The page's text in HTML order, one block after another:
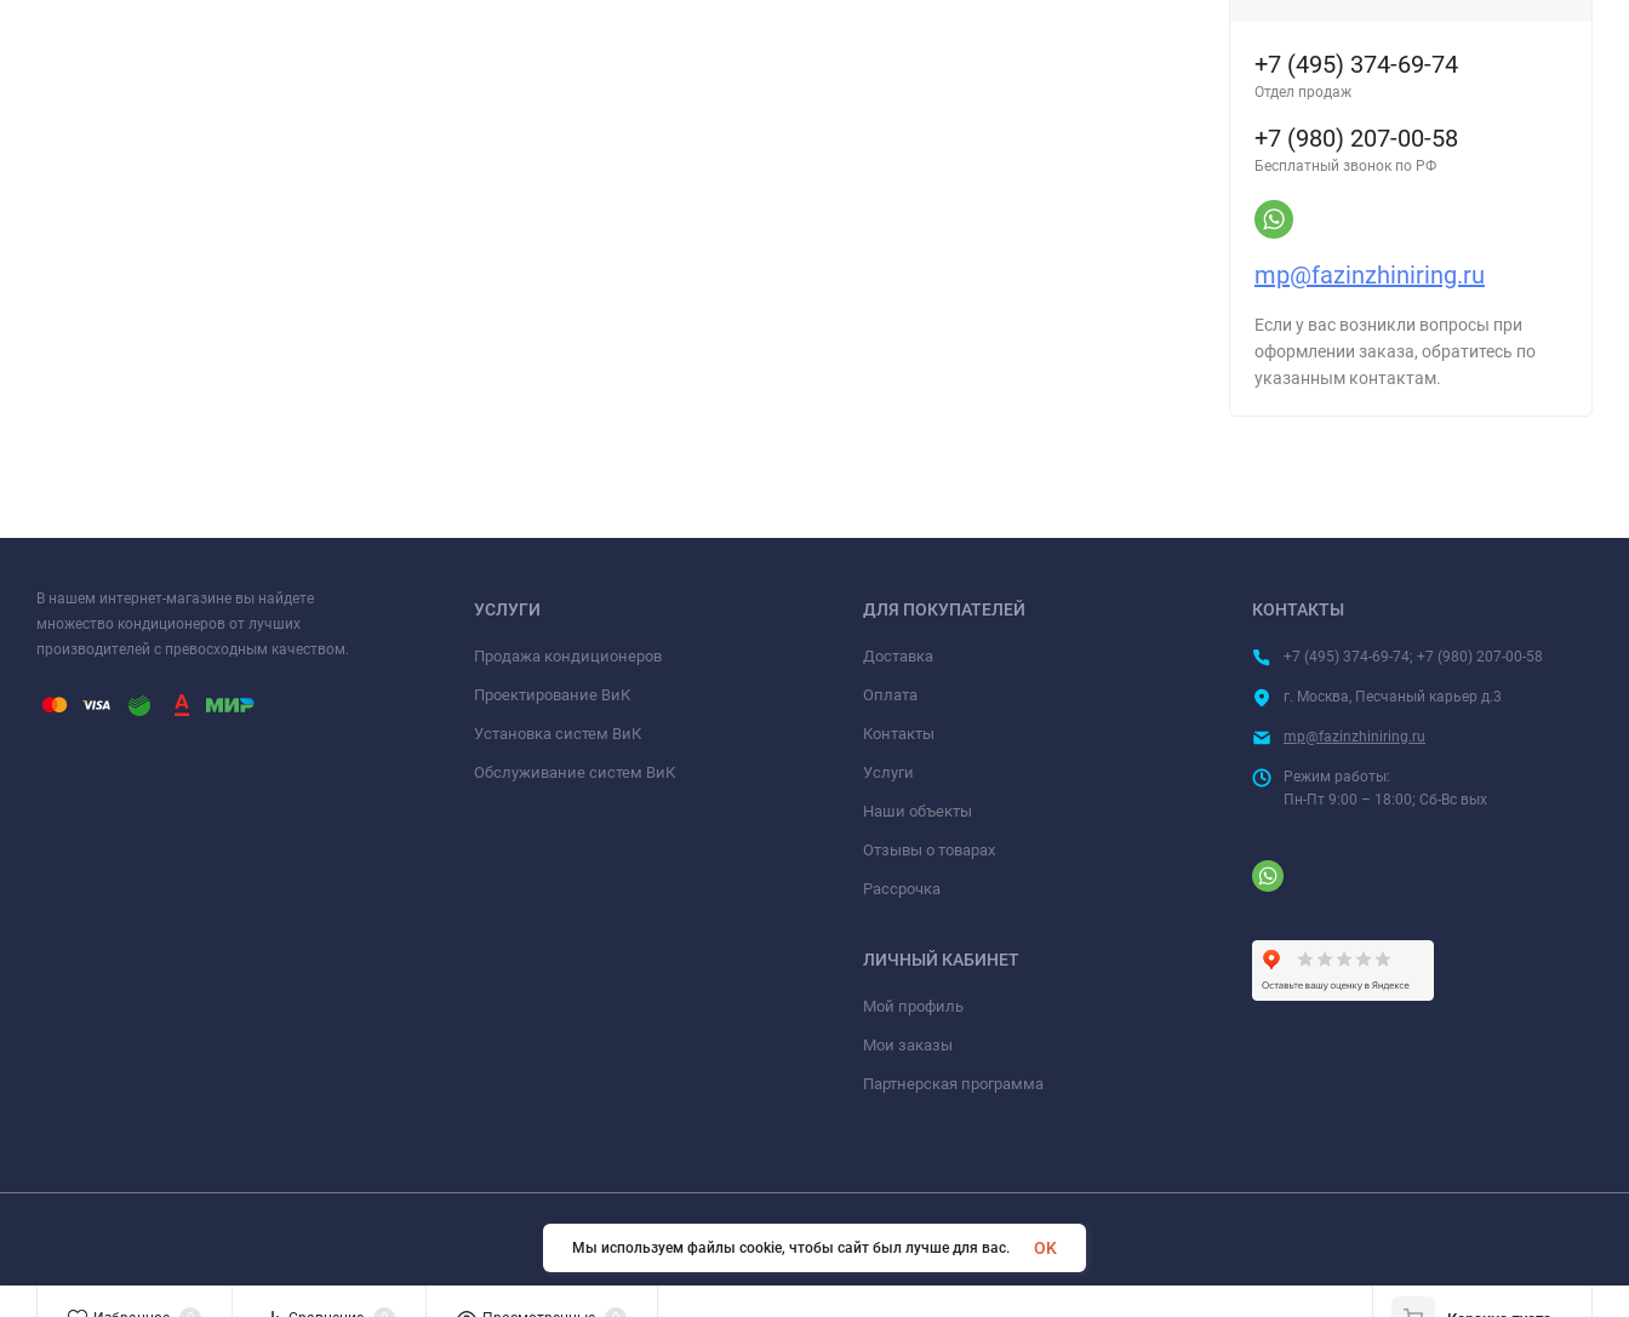
+7 (495) 374-69-74
Отдел продаж
+7 (980) 207-00-58
Бесплатный звонок по РФ
mp@fazinzhiniring.ru
Если у вас возникли вопросы при
оформлении заказа, обратитесь по
указанным контактам.
В нашем интернет-магазине вы найдете
множество кондиционеров от лучших
производителей с превосходным качеством.
УСЛУГИ
Продажа кондиционеров
Проектирование ВиК
Установка систем ВиК
Обслуживание систем ВиК
ДЛЯ ПОКУПАТЕЛЕЙ
Доставка
Оплата
Контакты
Услуги
Наши объекты
Отзывы о товарах
Рассрочка
ЛИЧНЫЙ КАБИНЕТ
Мой профиль
Мои заказы
Партнерская программа
КОНТАКТЫ
+7 (495) 374-69-74; +7 (980) 207-00-58
г. Москва, Песчаный карьер д.3
mp@fazinzhiniring.ru
Режим работы:
Пн-Пт 9:00 – 18:00; Сб-Вс вых
© 2026 ООО «ФАЗИНЖИНИРИНГ». Все права защищены
Мы используем файлы cookie, чтобы сайт был лучше для вас. OK